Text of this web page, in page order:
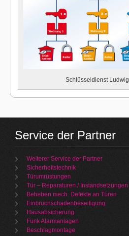
Schlüsseldienst Ludwig
Service der Partner
Weiterer Service der Partner
Sicherheitstechnik
Türumrüstungen
Tür – Reparaturen / Instandsetzungen
Beheben mech. Defekte an Türen
Einbruchschadenbeseitigung
Hausabsicherung
Funk Alarmanlagen
Beschlagmontage